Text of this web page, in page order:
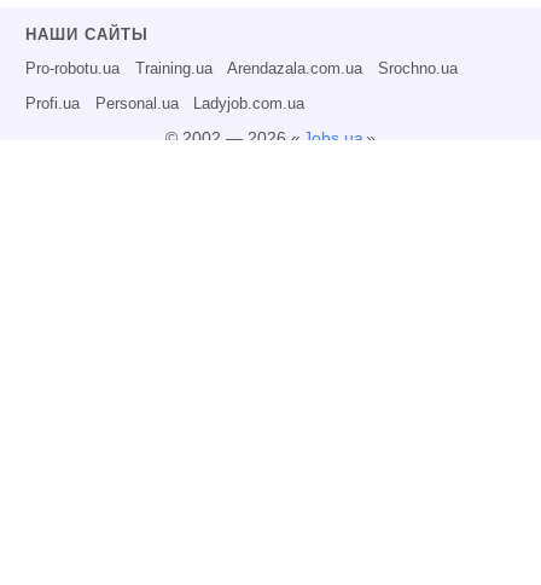
НАШИ САЙТЫ
Pro-robotu.ua Training.ua Arendazala.com.ua Srochno.ua
Profi.ua Personal.ua Ladyjob.com.ua
© 2002 — 2026 « Jobs.ua»